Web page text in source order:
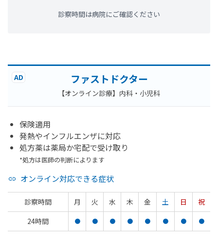
診察時間は病院にご確認ください
AD ファストドクター
【オンライン診療】内科・小児科
保険適用
発熱やインフルエンザに対応
処方薬は薬局か宅配で受け取り
*処方は医師の判断によります
オンライン対応できる症状
診察時間 月 火 水 木 金 土 日
祝
24時間
● ● ● ● ● ● ● ●